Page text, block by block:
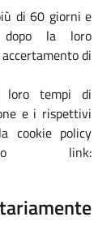
di 60 giorni e
dopo la loro
di
loro tempi di
e i rispettivi
cookie policy
link: